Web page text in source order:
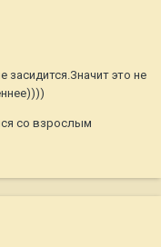
это не
со взрослым